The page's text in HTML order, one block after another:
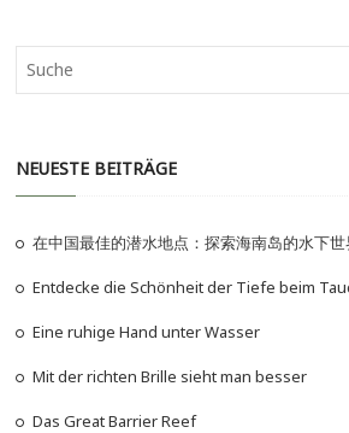
NEUESTE BEITRÄGE
在中国最佳的潜水地点：探索海南岛的水下世
Entdecke die Schönheit der Tiefe beim
Eine ruhige Hand unter Wasser
Mit der richten Brille sieht man besser
Das Great Barrier Reef